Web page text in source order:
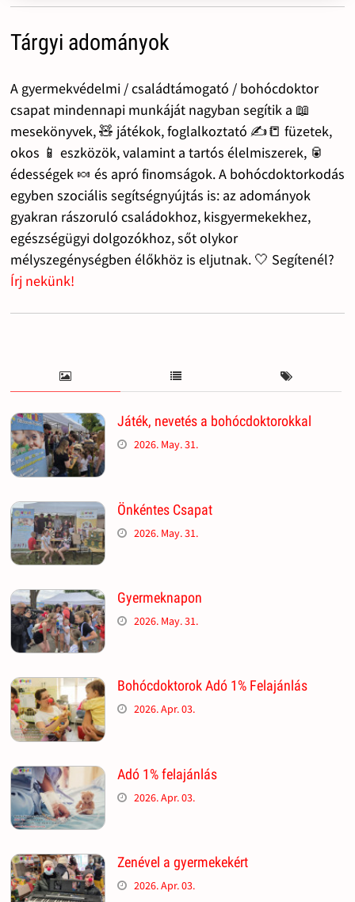
Tárgyi adományok
A gyermekvédelmi / családtámogató / bohócdoktor
csapat mindennapi munkáját nagyban segítik a 📖
mesekönyvek, 🧸 játékok, foglalkoztató ✍️📒 füzetek,
okos 📱 eszközök, valamint a tartós élelmiszerek, 🥫
édességek 🍬 és apró finomságok. A bohócdoktorkodás
egyben szociális segítségnyújtás is: az adományok
gyakran rászoruló családokhoz, kisgyermekekhez,
egészségügyi dolgozókhoz, sőt olykor
mélyszegénységben élőkhöz is eljutnak. 🤍 Segítenél?
Írj nekünk!
Játék, nevetés a bohócdoktorokkal
2026. May. 31.
Önkéntes Csapat
2026. May. 31.
Gyermeknapon
2026. May. 31.
Bohócdoktorok Adó 1% Felajánlás
2026. Apr. 03.
Adó 1% felajánlás
2026. Apr. 03.
Zenével a gyermekekért
2026. Apr. 03.